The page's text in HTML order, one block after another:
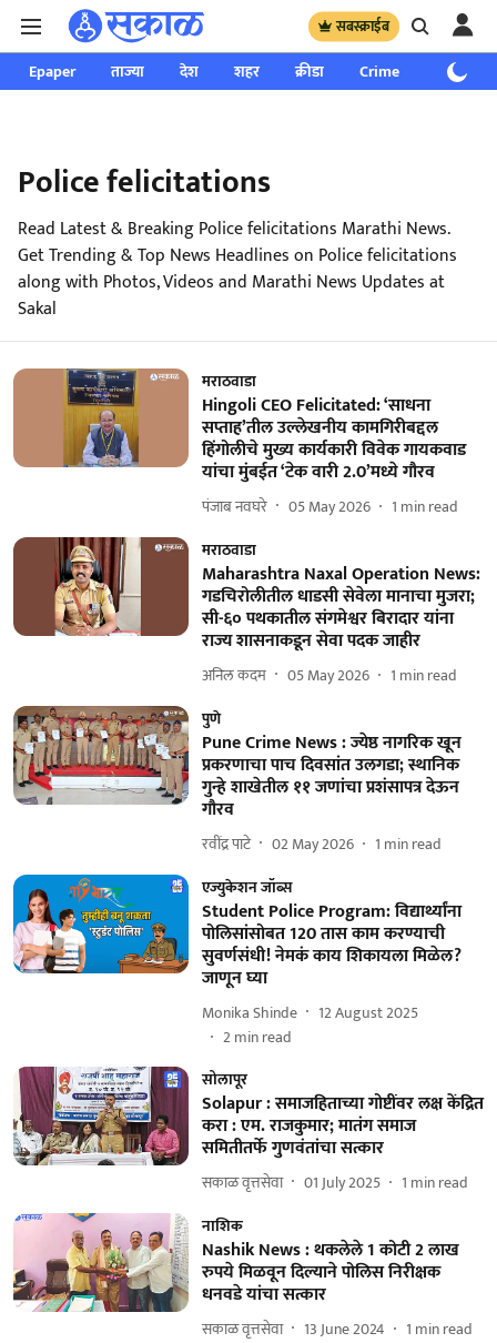
सबस्क्राईब
Epaper ताज्या देश शहर क्रीडा Crime साप्ताहिक
Police felicitations
Read Latest & Breaking Police felicitations Marathi News.
Get Trending & Top News Headlines on Police felicitations
along with Photos, Videos and Marathi News Updates at
Sakal
मराठवाडा
Hingoli CEO Felicitated: ‘साधना
सप्ताह’तील उल्लेखनीय कामगिरीबद्दल
हिंगोलीचे मुख्य कार्यकारी विवेक गायकवाड
यांचा मुंबईत ‘टेक वारी 2.0’मध्ये गौरव
पंजाब नवघरे 05 May 2026 1 min read
मराठवाडा
Maharashtra Naxal Operation News:
गडचिरोलीतील धाडसी सेवेला मानाचा मुजरा;
सी-६० पथकातील संगमेश्वर बिरादार यांना
राज्य शासनाकडून सेवा पदक जाहीर
अनिल कदम 05 May 2026 1 min read
पुणे
Pune Crime News : ज्येष्ठ नागरिक खून
प्रकरणाचा पाच दिवसांत उलगडा; स्थानिक
गुन्हे शाखेतील ११ जणांचा प्रशंसापत्र देऊन
गौरव
रवींद्र पाटे 02 May 2026 1 min read
एज्युकेशन जॉब्स
Student Police Program: विद्यार्थ्यांना
पोलिसांसोबत 120 तास काम करण्याची
सुवर्णसंधी! नेमकं काय शिकायला मिळेल?
जाणून घ्या
Monika Shinde
12 August 2025
2min read
सोलापूर
Solapur : समाजहिताच्या गोष्टींवर लक्ष केंद्रित
करा : एम. राजकुमार; मातंग समाज
समितीतर्फे गुणवंतांचा सत्कार
सकाळ वृत्तसेवा 01 July 2025 1 min read
नाशिक
Nashik News : थकलेले 1 कोटी 2 लाख
रुपये मिळवून दिल्याने पोलिस निरीक्षक
धनवडे यांचा सत्कार
सकाळ वृत्तसेवा 13 June 2024 1 min read